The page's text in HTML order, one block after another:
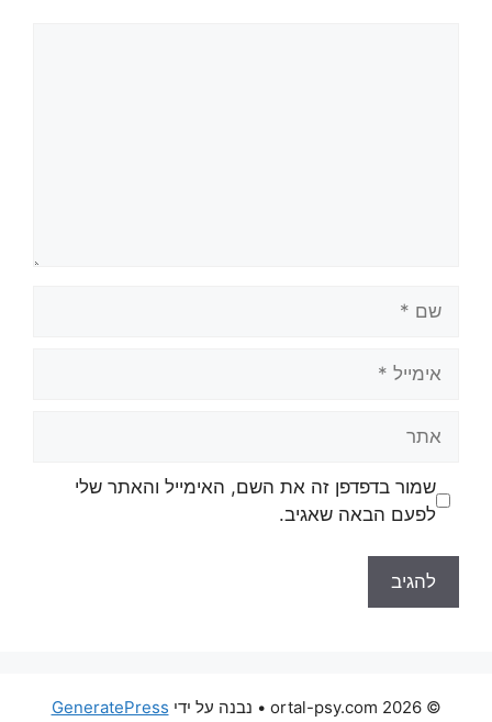
שמור בדפדפן זה את השם, האימייל והאתר שלי
לפעם הבאה שאגיב.
© 2026 ortal-psy.com • נבנה על ידי GeneratePress